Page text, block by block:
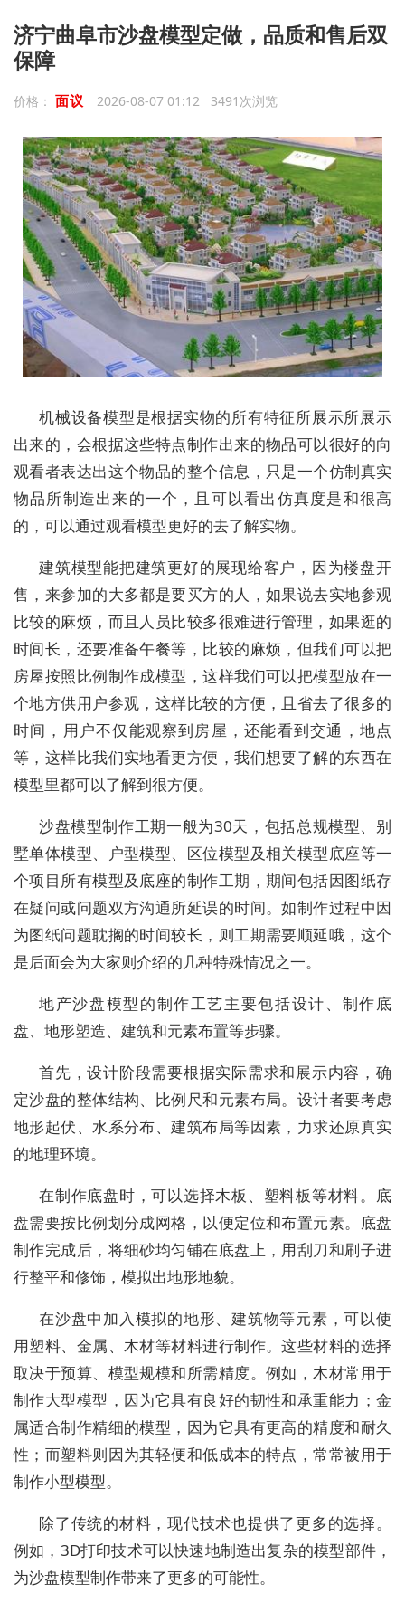
济宁曲阜市沙盘模型定做，品质和售后双
保障
价格： 面议 2026-08-07 01:12 3491次浏览
机械设备模型是根据实物的所有特征所展示所展示
出来的，会根据这些特点制作出来的物品可以很好的向
观看者表达出这个物品的整个信息，只是一个仿制真实
物品所制造出来的一个，且可以看出仿真度是和很高
的，可以通过观看模型更好的去了解实物。
建筑模型能把建筑更好的展现给客户，因为楼盘开
售，来参加的大多都是要买方的人，如果说去实地参观
比较的麻烦，而且人员比较多很难进行管理，如果逛的
时间长，还要准备午餐等，比较的麻烦，但我们可以把
房屋按照比例制作成模型，这样我们可以把模型放在一
个地方供用户参观，这样比较的方便，且省去了很多的
时间，用户不仅能观察到房屋，还能看到交通，地点
等，这样比我们实地看更方便，我们想要了解的东西在
模型里都可以了解到很方便。
沙盘模型制作工期一般为30天，包括总规模型、别
墅单体模型、户型模型、区位模型及相关模型底座等一
个项目所有模型及底座的制作工期，期间包括因图纸存
在疑问或问题双方沟通所延误的时间。如制作过程中因
为图纸问题耽搁的时间较长，则工期需要顺延哦，这个
是后面会为大家则介绍的几种特殊情况之一。
地产沙盘模型的制作工艺主要包括设计、制作底
盘、地形塑造、建筑和元素布置等步骤。
首先，设计阶段需要根据实际需求和展示内容，确
定沙盘的整体结构、比例尺和元素布局。设计者要考虑
地形起伏、水系分布、建筑布局等因素，力求还原真实
的地理环境。
在制作底盘时，可以选择木板、塑料板等材料。底
盘需要按比例划分成网格，以便定位和布置元素。底盘
制作完成后，将细砂均匀铺在底盘上，用刮刀和刷子进
行整平和修饰，模拟出地形地貌。
在沙盘中加入模拟的地形、建筑物等元素，可以使
用塑料、金属、木材等材料进行制作。这些材料的选择
取决于预算、模型规模和所需精度。例如，木材常用于
制作大型模型，因为它具有良好的韧性和承重能力；金
属适合制作精细的模型，因为它具有更高的精度和耐久
性；而塑料则因为其轻便和低成本的特点，常常被用于
制作小型模型。
除了传统的材料，现代技术也提供了更多的选择。
例如，3D打印技术可以快速地制造出复杂的模型部件，
为沙盘模型制作带来了更多的可能性。